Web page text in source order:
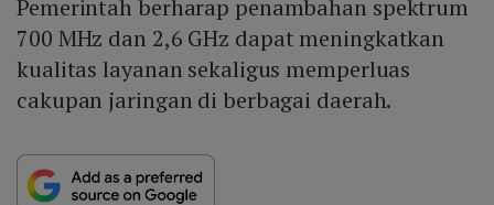
Pemerintah berharap penambahan spektrum
700 MHz dan 2,6 GHz dapat meningkatkan
kualitas layanan sekaligus memperluas
cakupan jaringan di berbagai daerah.